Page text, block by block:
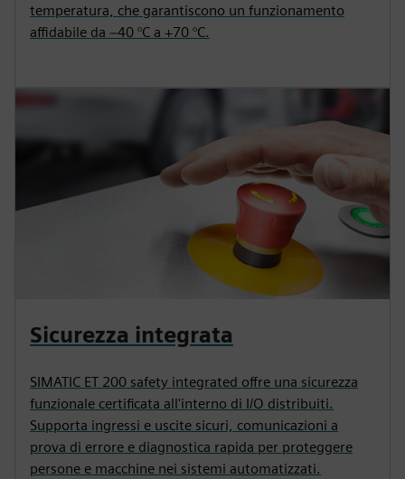
temperatura, che garantiscono un funzionamento
affidabile da −40 °C a +70 °C.
Sicurezza integrata
SIMATIC ET 200 safety integrated offre una sicurezza
funzionale certificata all'interno di I/O distribuiti.
Supporta ingressi e uscite sicuri, comunicazioni a
prova di errore e diagnostica rapida per proteggere
persone e macchine nei sistemi automatizzati.